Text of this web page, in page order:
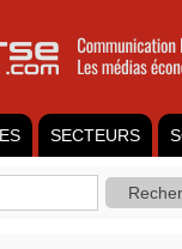
SECTEURS